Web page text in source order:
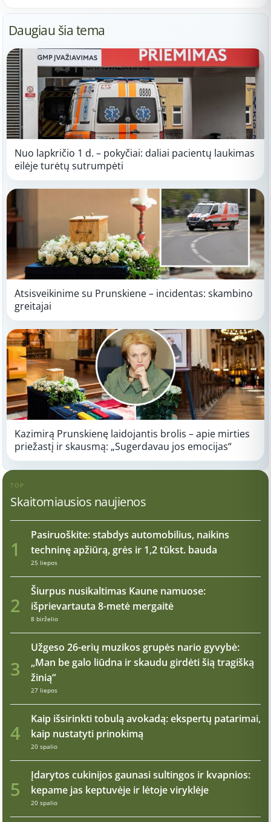
Daugiau šia tema
Nuo lapkričio 1 d. – pokyčiai: daliai pacientų laukimas
eilėje turėtų sutrumpėti
Atsisveikinime su Prunskiene – incidentas: skambino
greitajai
Kazimirą Prunskienę laidojantis brolis – apie mirties
priežastį ir skausmą: „Sugerdavau jos emocijas“
TOP
Skaitomiausios naujienos
1
Pasiruoškite: stabdys automobilius, naikins
techninę apžiūrą, grės ir 1,2 tūkst. bauda
25 liepos
2
Šiurpus nusikaltimas Kaune namuose:
išprievartauta 8-metė mergaitė
8 birželio
3
Užgeso 26-erių muzikos grupės nario gyvybė:
„Man be galo liūdna ir skaudu girdėti šią tragišką
žinią“
27 liepos
4
Kaip išsirinkti tobulą avokadą: ekspertų patarimai,
kaip nustatyti prinokimą
20 spalio
5
Įdarytos cukinijos gaunasi sultingos ir kvapnios:
kepame jas keptuvėje ir lėtoje viryklėje
20 spalio